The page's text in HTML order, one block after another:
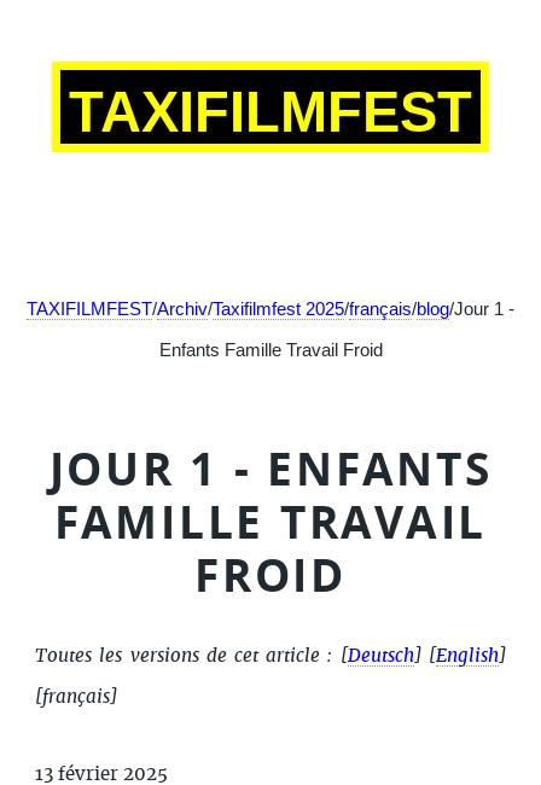
TAXIFILMFEST
TAXIFILMFEST/Archiv/Taxifilmfest 2025/français/blog/Jour 1 -
Enfants Famille Travail Froid
JOUR 1 - ENFANTS
FAMILLE TRAVAIL
FROID
Toutes les versions de cet article : [Deutsch] [English]
[français]
13 février 2025